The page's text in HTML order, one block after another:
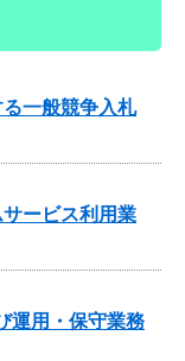
一般競争入札
ービス利用業
運用・保守業務